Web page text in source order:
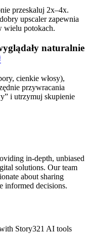
przeskaluj 2x–4x.
upscaler zapewnia
wielu potokach.
naturalnie
cienkie włosy),
przywracania
i utrzymuj skupienie
in-depth, unbiased
solutions. Our team
about sharing
informed decisions.
Story321 AI tools